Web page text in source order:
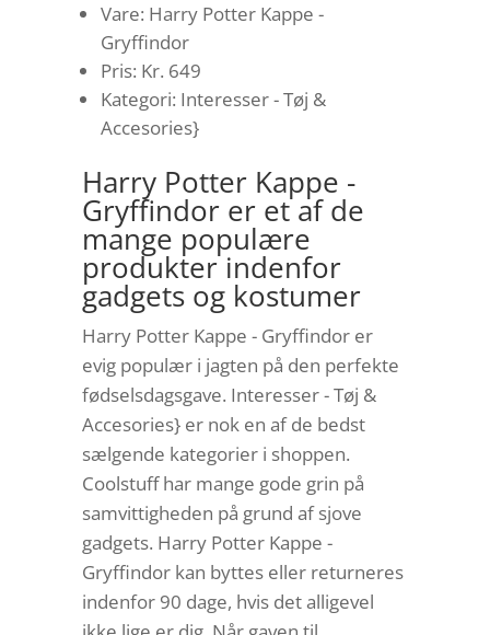
Vare: Harry Potter Kappe -
Gryffindor
Pris: Kr. 649
Kategori: Interesser - Tøj &
Accesories}
Harry Potter Kappe -
Gryffindor er et af de
mange populære
produkter indenfor
gadgets og kostumer
Harry Potter Kappe - Gryffindor er
evig populær i jagten på den perfekte
fødselsdagsgave. Interesser - Tøj &
Accesories} er nok en af de bedst
sælgende kategorier i shoppen.
Coolstuff har mange gode grin på
samvittigheden på grund af sjove
gadgets. Harry Potter Kappe -
Gryffindor kan byttes eller returneres
indenfor 90 dage, hvis det alligevel